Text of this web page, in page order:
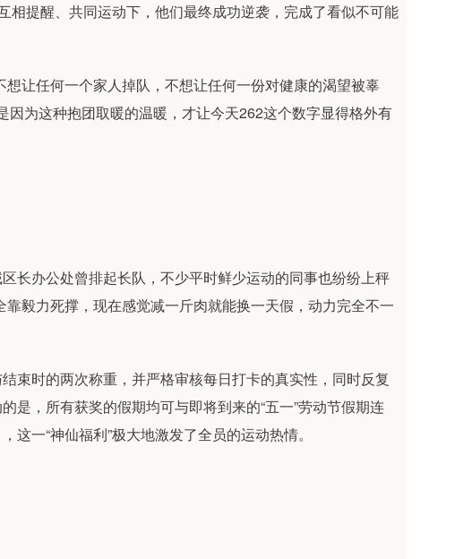
相提醒、共同运动下，他们最终成功逆袭，完成了看似不可能
让任何一个家人掉队，不想让任何一份对健康的渴望被辜
因为这种抱团取暖的温暖，才让今天262这个数字显得格外有
长办公处曾排起长队，不少平时鲜少运动的同事也纷纷上秤
毅力死撑，现在感觉减一斤肉就能换一天假，动力完全不一
束时的两次称重，并严格审核每日打卡的真实性，同时反复
是，所有获奖的假期均可与即将到来的“五一”劳动节假期连
一“神仙福利”极大地激发了全员的运动热情。